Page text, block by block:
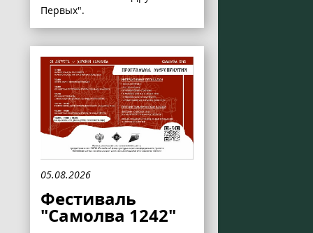
Первых".
05.08.2026
Фестиваль
"Самолва 1242"